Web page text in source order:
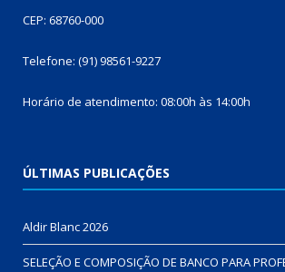
CEP: 68760-000
Telefone: (91) 98561-9227
Horário de atendimento: 08:00h às 14:00h
ÚLTIMAS PUBLICAÇÕES
Aldir Blanc 2026
SELEÇÃO E COMPOSIÇÃO DE BANCO PARA